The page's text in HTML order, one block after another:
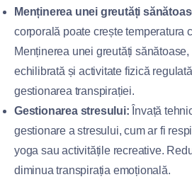
Menținerea unei greutăți
corporală poate crește temperatura
Menținerea unei greutăți
echilibrată și activitate fizică
gestionarea transpirației.
Gestionarea stresului: Învață
gestionare a stresului, cum ar fi
yoga sau activitățile recreative.
diminua transpirația emoțională.